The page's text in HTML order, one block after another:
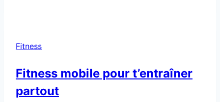
Fitness
Fitness mobile pour t’entraîner
partout